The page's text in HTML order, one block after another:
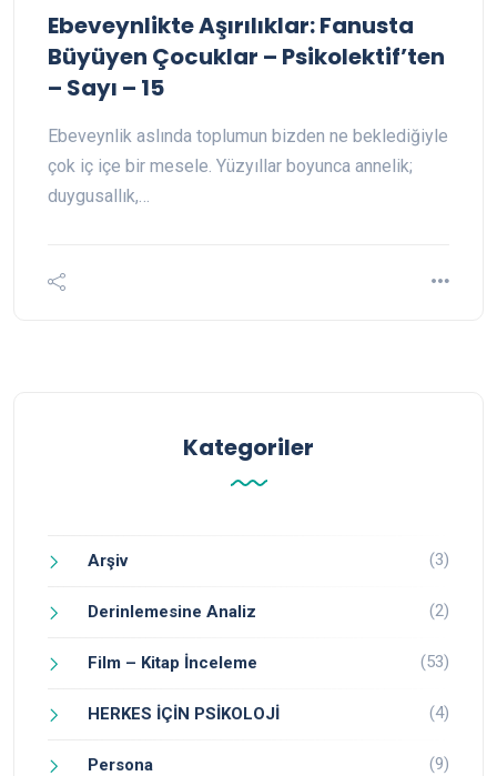
Ebeveynlikte Aşırılıklar: Fanusta
Büyüyen Çocuklar – Psikolektif’ten
– Sayı – 15
Ebeveynlik aslında toplumun bizden ne beklediğiyle
çok iç içe bir mesele. Yüzyıllar boyunca annelik;
duygusallık,…
Kategoriler
Arşiv (3)
Derinlemesine Analiz (2)
Film – Kitap İnceleme (53)
HERKES İÇİN PSİKOLOJİ (4)
Persona (9)